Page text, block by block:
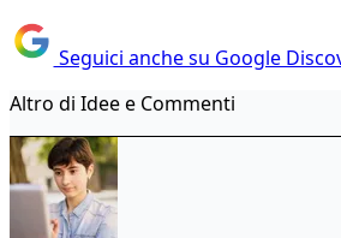
Seguici anche su Google
Altro di Idee e Commenti